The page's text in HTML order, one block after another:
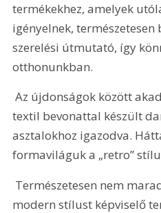
termékekhez, amelyek
igényelnek,
szerelési útmutató, így
otthonunkban.
Az újdonságok között akadnak tömörfa vázzal és
textil bevonattal készült
asztalokhoz igazodva.
formaviláguk a „retro”
modern stílust képviselő